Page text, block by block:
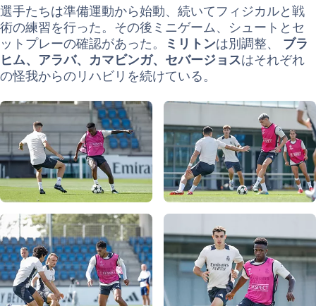
選手たちは準備運動から始動、続いてフィジカルと戦
術の練習を行った。その後ミニゲーム、シュートとセ
ットプレーの確認があった。
ミリトンは別調整、 ブラ
ヒム、アラバ、カマビンガ、セバージョスはそれぞれ
の怪我からのリハビリを続けている。